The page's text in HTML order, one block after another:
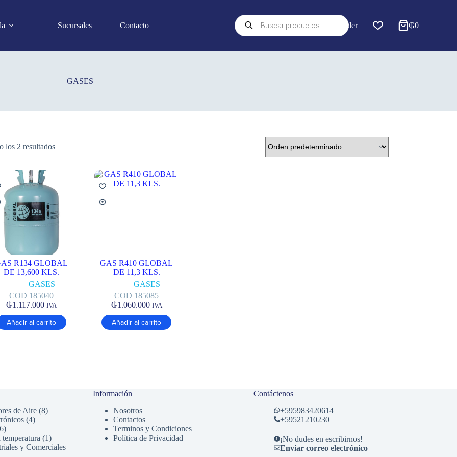
Sucursales Contacto
Búsqueda
de
productos
Acceder ₲0
GASES
los 2 resultados
R134 GLOBAL
DE 13,600 KLS.
GASES
COD 185040
₲1.117.000 IVA
Añadir al carrito
GAS R410 GLOBAL
DE 11,3 KLS.
GASES
COD 185085
₲1.060.000 IVA
Añadir al carrito
de Aire 88
44
6
productos
11
producto
y Comerciales
Información
Nosotros
Contactos
Terminos y Condiciones
Política de Privacidad
Contáctenos
+595983420614
+59521210230
¡No dudes en escribirnos!
Enviar correo electrónico